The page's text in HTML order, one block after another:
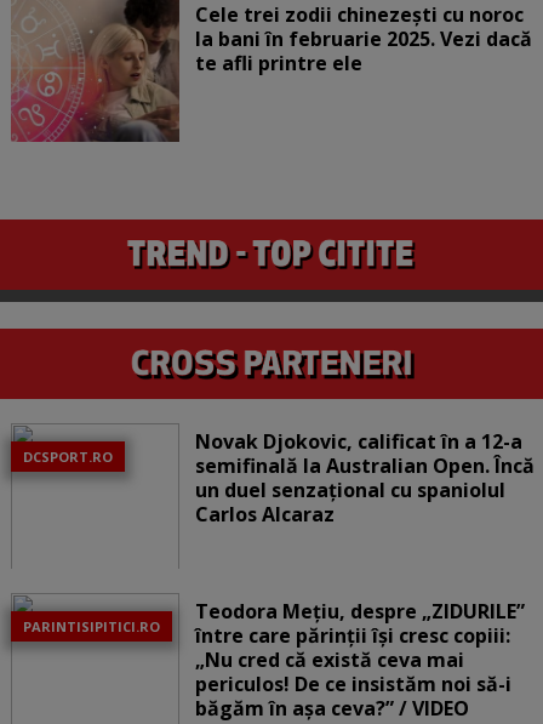
Cele trei zodii chinezești cu noroc
la bani în februarie 2025. Vezi dacă
te afli printre ele
DCSPORT.RO
Novak Djokovic, calificat în a 12-a
semifinală la Australian Open. Încă
un duel senzațional cu spaniolul
Carlos Alcaraz
PARINTISIPITICI.RO
Teodora Mețiu, despre „ZIDURILE”
între care părinții își cresc copiii:
„Nu cred că există ceva mai
periculos! De ce insistăm noi să-i
băgăm în așa ceva?” / VIDEO